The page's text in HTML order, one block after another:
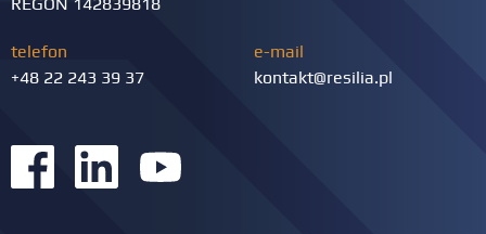
telefon
+48 22 243 39 37
e-mail
kontakt@resilia.pl